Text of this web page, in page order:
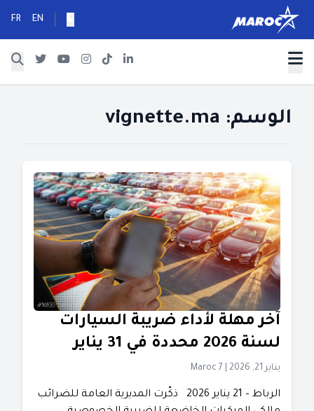
EN
FR
الوسم: vignette.ma
آخر مهلة لأداء ضريبة السيارات
لسنة 2026 محددة في 31 يناير
يناير 21, 2026 Maroc 7
الرباط – 21 يناير 2026 ذكّرت المديرية العامة للضرائب